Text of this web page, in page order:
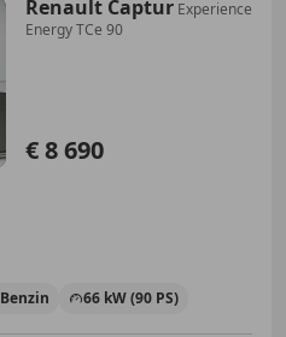
Renault Captur Experience
Energy TCe 90
€ 8 690
Benzin 66 kW (90 PS)